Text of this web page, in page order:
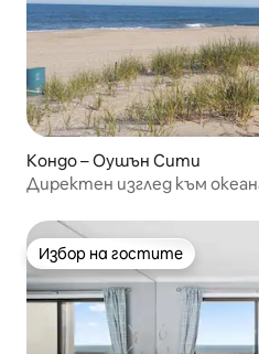
Кондо – Оушън Сити
Директен изглед към
Избор на гостите
Избор на гостите